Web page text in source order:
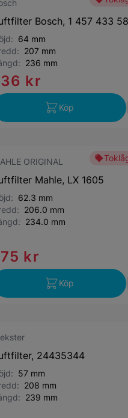
Bosch, 1 457 433
64 mm
207 mm
236 mm
kr
Köp
ORIGINAL
Mahle, LX 1605
62.3 mm
206.0 mm
234.0 mm
kr
Köp
24435344
57 mm
208 mm
239 mm